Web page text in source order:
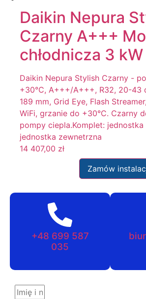
Daikin Nepura
Czarny A+++
chłodnicza 3 kW
Daikin Nepura Stylish Czarny -
+30°C, A+++/A+++, R32, 20-43
189 mm, Grid Eye, Flash
WiFi, grzanie do +30°C. Czarny
pompy ciepla.Komplet:
jednostka zewnetrzna
14 407,00 zł
Zamów
+48 699 587
035